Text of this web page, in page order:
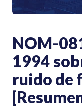
NOM-
1994
ruido de